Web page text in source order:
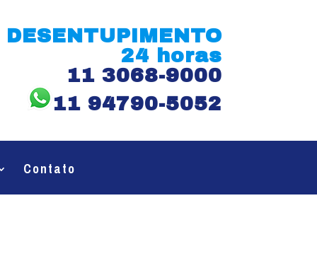
DESENTUPIMENTO
24 horas
11 3068-9000
11 94790-5052
Contato